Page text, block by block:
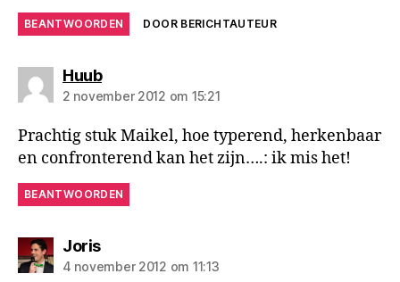
BEANTWOORDEN DOOR BERICHTAUTEUR
Huubzegt:
2 november 2012 om 15:21
Prachtig stuk Maikel, hoe typerend, herkenbaar
en confronterend kan het zijn….: ik mis het!
BEANTWOORDEN
Joriszegt:
4 november 2012 om 11:13